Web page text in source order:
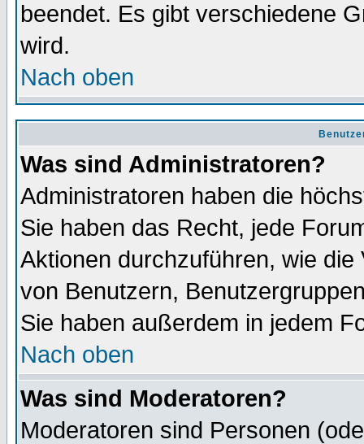
beendet. Es gibt verschiedene
wird.
Nach oben
Was sind Administratoren?
Administratoren haben die
Sie haben das Recht, jede
Aktionen durchzuführen, wie
von Benutzern,
Sie haben außerdem in jedem
Nach oben
Was sind Moderatoren?
Moderatoren sind Personen